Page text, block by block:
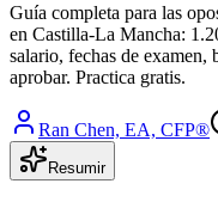
Guía completa para las
en Castilla-La Mancha:
salario, fechas de examen,
aprobar. Practica gratis.
Ran Chen, EA, CFP®
Resumir